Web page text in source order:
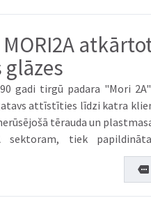
attīstīties līdzi katra
tērauda un
sektoram, tiek